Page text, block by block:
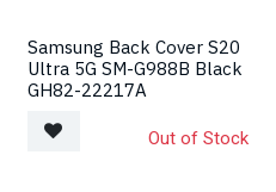
Samsung Back Cover S20
Ultra 5G SM-G988B Black
GH82-22217A
Out of Stock